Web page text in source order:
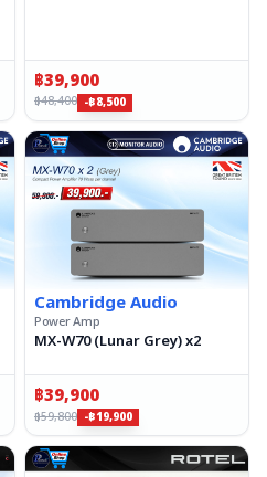
฿39,900
฿48,400 -฿8,500
Cambridge Audio
Power Amp
MX-W70 (Lunar Grey) x2
฿39,900
฿59,800 -฿19,900